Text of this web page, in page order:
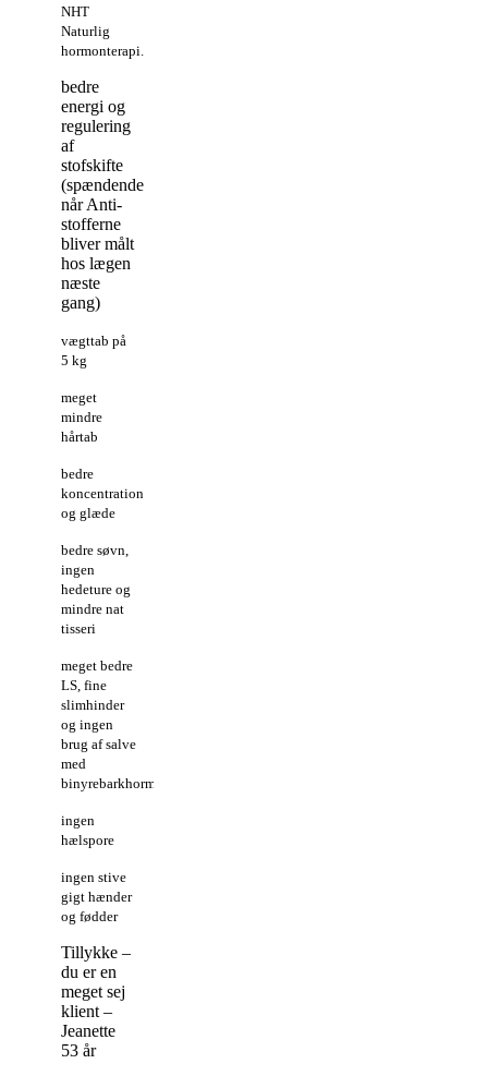
NHT
Naturlig
hormonterapi.
bedre
energi og
regulering
af
stofskifte
(spændende
når Anti-
stofferne
bliver målt
hos lægen
næste
gang)
vægttab på
5 kg
meget
mindre
hårtab
bedre
koncentration
og glæde
bedre søvn,
ingen
hedeture og
mindre nat
tisseri
meget bedre
LS, fine
slimhinder
og ingen
brug af salve
med
binyrebarkhormoner
ingen
hælspore
ingen stive
gigt hænder
og fødder
Tillykke –
du er en
meget sej
klient –
Jeanette
53 år